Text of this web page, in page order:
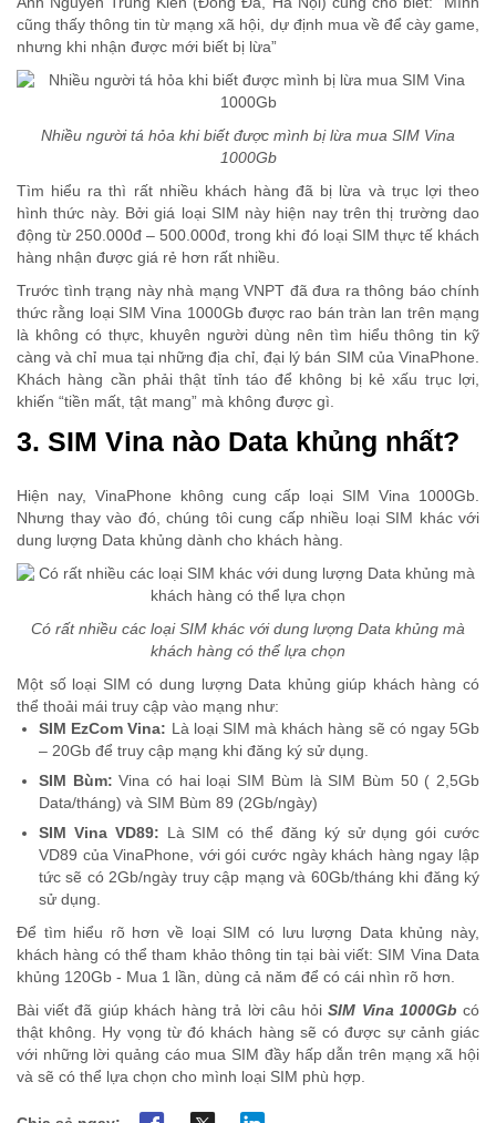
cũng thấy thông tin từ mạng xã hội, dự định mua về để cày game,
nhưng khi nhận được mới biết bị lừa”
Nhiều người tá hỏa khi biết được mình bị lừa mua SIM Vina
1000Gb
Tìm hiểu ra thì rất nhiều khách hàng đã bị lừa và trục lợi theo
hình thức này. Bởi giá loại SIM này hiện nay trên thị trường dao
động từ 250.000đ – 500.000đ, trong khi đó loại SIM thực tế khách
hàng nhận được giá rẻ hơn rất nhiều.
Trước tình trạng này nhà mạng VNPT đã đưa ra thông báo chính
thức rằng loại SIM Vina 1000Gb được rao bán tràn lan trên mạng
là không có thực, khuyên người dùng nên tìm hiểu thông tin kỹ
càng và chỉ mua tại những địa chỉ, đại lý bán SIM của VinaPhone.
Khách hàng cần phải thật tỉnh táo để không bị kẻ xấu trục lợi,
khiến “tiền mất, tật mang” mà không được gì.
3. SIM Vina nào Data khủng nhất?
Hiện nay, VinaPhone không cung cấp loại SIM Vina 1000Gb.
Nhưng thay vào đó, chúng tôi cung cấp nhiều loại SIM khác với
dung lượng Data khủng dành cho khách hàng.
Có rất nhiều các loại SIM khác với dung lượng Data khủng mà
khách hàng có thể lựa chọn
Một số loại SIM có dung lượng Data khủng giúp khách hàng có
thể thoải mái truy cập vào mạng như:
SIM EzCom Vina: Là loại SIM mà khách hàng sẽ có ngay 5Gb
– 20Gb để truy cập mạng khi đăng ký sử dụng.
SIM Bùm: Vina có hai loại SIM Bùm là SIM Bùm 50 ( 2,5Gb
Data/tháng) và SIM Bùm 89 (2Gb/ngày)
SIM Vina VD89: Là SIM có thể đăng ký sử dụng gói cước
VD89 của VinaPhone, với gói cước ngày khách hàng ngay lập
tức sẽ có 2Gb/ngày truy cập mạng và 60Gb/tháng khi đăng ký
sử dụng.
Để tìm hiểu rõ hơn về loại SIM có lưu lượng Data khủng này,
khách hàng có thể tham khảo thông tin tại bài viết: SIM Vina Data
khủng 120Gb - Mua 1 lần, dùng cả năm để có cái nhìn rõ hơn.
Bài viết đã giúp khách hàng trả lời câu hỏiSIM Vina 1000Gb có
thật không. Hy vọng từ đó khách hàng sẽ có được sự cảnh giác
với những lời quảng cáo mua SIM đầy hấp dẫn trên mạng xã hội
và sẽ có thể lựa chọn cho mình loại SIM phù hợp.